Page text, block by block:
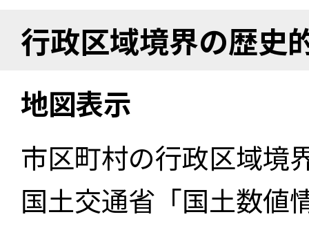
行政区域境界の歴史
地図表示
市区町村の行政区域境
国土交通省「国土数値